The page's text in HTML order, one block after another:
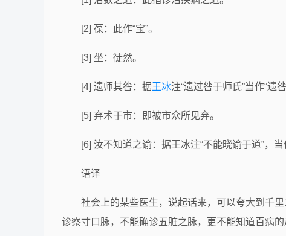
[2] 葆：此作“宝”。
[3] 坐：徒然。
[4] 遗师其咎：据王冰注“遗过咎于师氏”当作“遗咎
[5] 弃术于市：即被市众所见弃。
[6] 汝不知道之谕：据王冰注“不能晓谕于道”，
语译
社会上的某些医生，说起话来，可以夸大到千
诊察寸口脉，不能确诊五脏之脉，更不能知道百病